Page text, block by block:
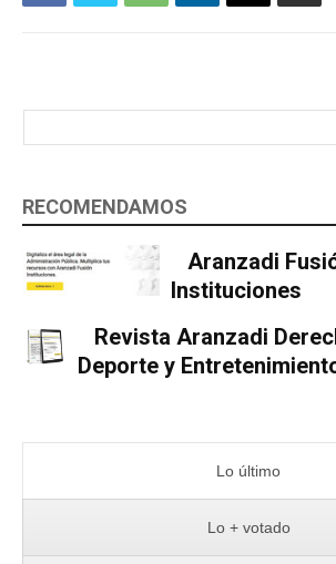
RECOMENDAMOS
Aranzadi
Instituciones
Revista Aranzadi
Deporte y
Lo último
Lo + votado